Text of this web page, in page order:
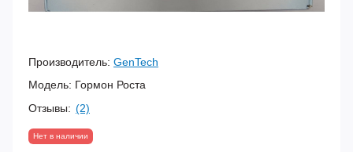
Производитель: GenTech
Модель: Гормон Роста
Отзывы: (2)
Нет в наличии